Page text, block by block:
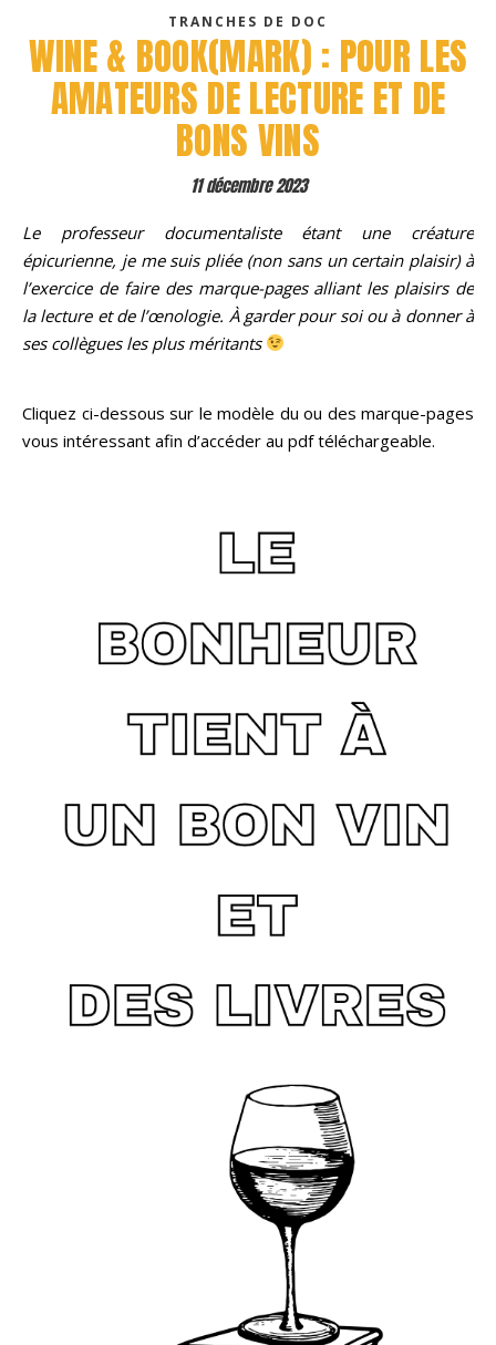
TRANCHES DE DOC
WINE & BOOK(MARK) : POUR LES
AMATEURS DE LECTURE ET DE
BONS VINS
11 décembre 2023
Le professeur documentaliste étant une créature
épicurienne, je me suis pliée (non sans un certain plaisir) à
l’exercice de faire des marque-pages alliant les plaisirs de
la lecture et de l’œnologie. À garder pour soi ou à donner à
ses collègues les plus méritants
Cliquez ci-dessous sur le modèle du ou des marque-pages
vous intéressant afin d’accéder au pdf téléchargeable.